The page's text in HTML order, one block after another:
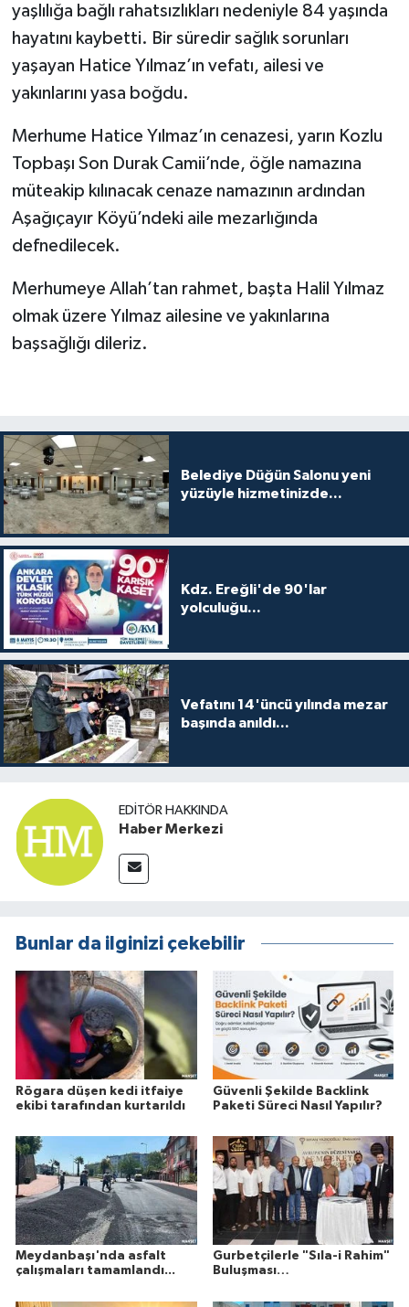
yaşlılığa bağlı rahatsızlıkları nedeniyle 84 yaşında
hayatını kaybetti. Bir süredir sağlık sorunları
yaşayan Hatice Yılmaz’ın vefatı, ailesi ve
yakınlarını yasa boğdu.
Merhume Hatice Yılmaz’ın cenazesi, yarın Kozlu
Topbaşı Son Durak Camii’nde, öğle namazına
müteakip kılınacak cenaze namazının ardından
Aşağıçayır Köyü’ndeki aile mezarlığında
defnedilecek.
Merhumeye Allah’tan rahmet, başta Halil Yılmaz
olmak üzere Yılmaz ailesine ve yakınlarına
başsağlığı dileriz.
Belediye Düğün Salonu yeni
yüzüyle hizmetinizde...
Kdz. Ereğli'de 90'lar
yolculuğu...
Vefatını 14'üncü yılında mezar
başında anıldı...
EDITÖR HAKKINDA
Haber Merkezi
Bunlar da ilginizi çekebilir
Rögara düşen kedi itfaiye
ekibi tarafından kurtarıldı
Güvenli Şekilde Backlink
Paketi Süreci Nasıl Yapılır?
Meydanbaşı'nda asfalt
çalışmaları tamamlandı...
Gurbetçilerle "Sıla-i Rahim"
Buluşması…